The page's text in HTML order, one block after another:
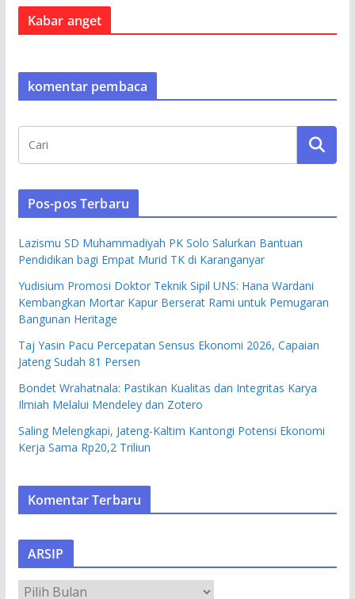
Kabar anget
komentar pembaca
Pos-pos Terbaru
Lazismu SD Muhammadiyah PK Solo Salurkan Bantuan
Pendidikan bagi Empat Murid TK di Karanganyar
Yudisium Promosi Doktor Teknik Sipil UNS: Hana Wardani
Kembangkan Mortar Kapur Berserat Rami untuk Pemugaran
Bangunan Heritage
Taj Yasin Pacu Percepatan Sensus Ekonomi 2026, Capaian
Jateng Sudah 81 Persen
Bondet Wrahatnala: Pastikan Kualitas dan Integritas Karya
Ilmiah Melalui Mendeley dan Zotero
Saling Melengkapi, Jateng-Kaltim Kantongi Potensi Ekonomi
Kerja Sama Rp20,2 Triliun
Komentar Terbaru
ARSIP